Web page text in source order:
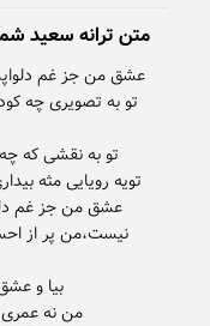
متن ترانه
تو به تصویری چه
عشق من جز غم
نیست،من پر از